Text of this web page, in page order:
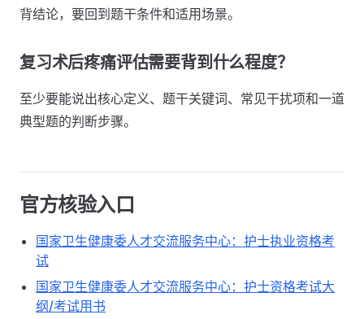
背结论，要回到题干条件和适用场景。
复习术后疼痛评估需要背到什么程度？
至少要能说出核心定义、题干关键词、常见干扰项和一道
典型题的判断步骤。
官方核验入口
国家卫生健康委人才交流服务中心：护士执业资格考
试
国家卫生健康委人才交流服务中心：护士资格考试大
纲/考试用书